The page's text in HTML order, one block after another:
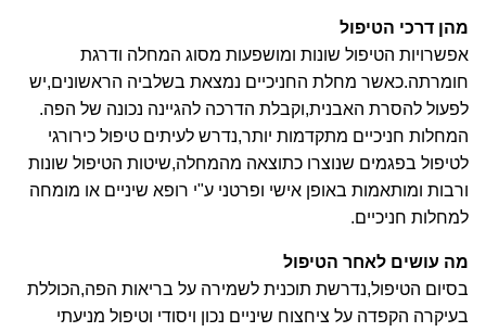
מהן דרכי הטיפול
אפשרויות הטיפול שונות ומושפעות מסוג המחלה ודרגת
חומרתה.כאשר מחלת החניכיים נמצאת בשלביה הראשונים,יש
לפעול להסרת האבנית,וקבלת הדרכה להגיינה נכונה של הפה.
המחלות חניכיים מתקדמות יותר,נדרש לעיתים טיפול כירורגי
לטיפול בפגמים שנוצרו כתוצאה מהמחלה,שיטות הטיפול שונות
ורבות ומותאמות באופן אישי ופרטני ע"י רופא שיניים או מומחה
למחלות חניכיים.
מה עושים לאחר הטיפול
בסיום הטיפול,נדרשת תוכנית לשמירה על בריאות הפה,הכוללת
בעיקרה הקפדה על ציחצוח שיניים נכון ויסודי וטיפול מניעתי